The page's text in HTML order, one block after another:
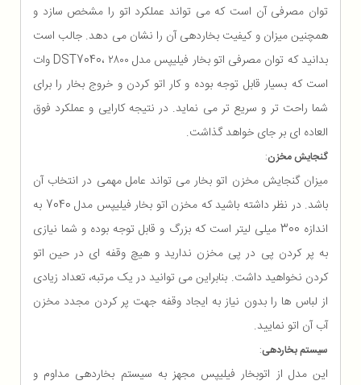
توان مصرفی آن است که می تواند عملکرد اتو را مشخص سازد و
همچنین میزان و کیفیت بخاردهی آن را نشان می دهد. جالب است
بدانید که توان مصرفی اتو بخار فیلیپس مدل DST7040، ۲۸۰۰ وات
است که بسیار قابل توجه بوده و کار اتو کردن و خروج بخار را برای
شما راحت تر و سریع تر می نماید. در نتیجه کارایی و عملکرد فوق
العاده ای بر جای خواهد گذاشت.
گنجایش مخزن:
میزان گنجایش مخزن اتو بخار می تواند عامل مهمی در انتخاب آن
باشد. در نظر داشته باشید که مخزن اتو بخار فیلیپس مدل 7040 به
اندازه 300 میلی لیتر است که بزرگ و قابل توجه بوده و شما نیازی
به پر کردن پی در پی مخزن ندارید و هیچ وقفه‌ ای در حین اتو
کردن نخواهید داشت. بنابراین می توانید در یک مرتبه، تعداد زیادی
از لباس ها را بدون نیاز به ایجاد وقفه جهت پر کردن مجدد مخزن
آب آن اتو نمایید.
سیستم بخاردهی:
این مدل از اتوبخار فیلیپس مجهز به سیستم بخاردهی مداوم و